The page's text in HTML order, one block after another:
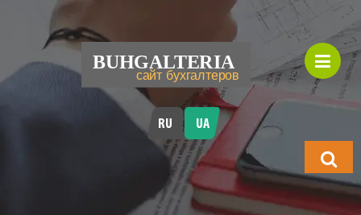
RU UA